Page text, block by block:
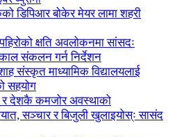
डिपिआर बोकेर मेयर लामा शहरी
क्षति अवलोकनमा सांसदः
संकलन गर्न निर्देशन
संस्कृत माध्यामिक विद्यालयलाई
सहयोग
र देशकै कमजोर अवस्थाको
सञ्चार र बिजुली खुलाइयोस्ः सासंद